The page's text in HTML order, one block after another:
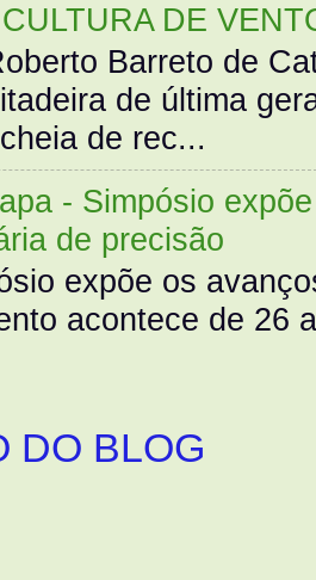
DE
Barreto de
de última
de rec...
- Simpósio
de precisão
expõe os
acontece de 26
DO BLOG